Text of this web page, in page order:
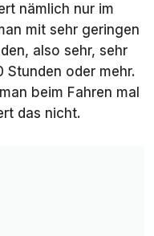
nämlich nur im
mit sehr geringen
also sehr, sehr
Stunden oder mehr.
beim Fahren mal
das nicht.